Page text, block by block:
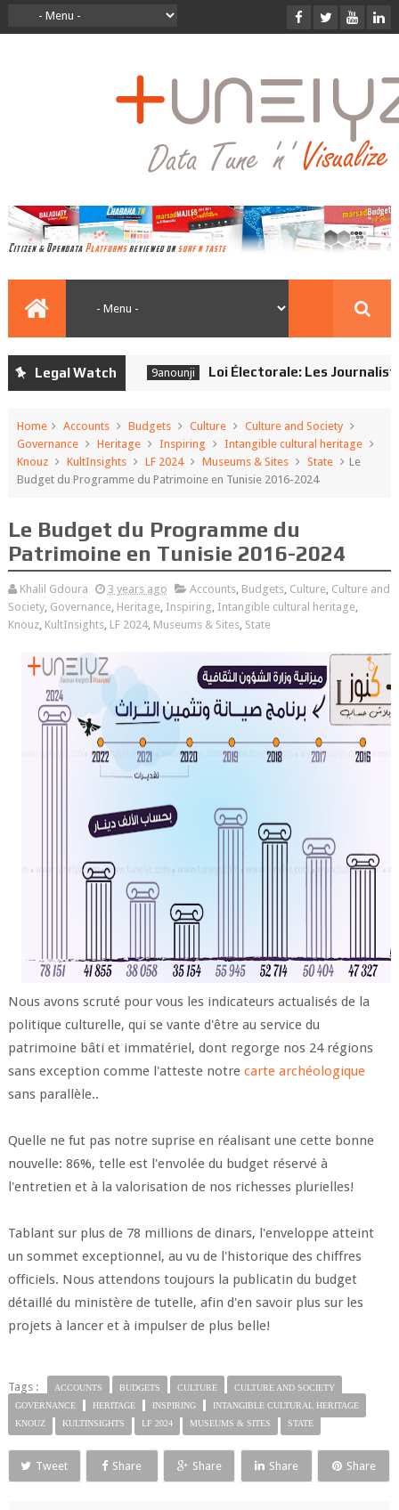
Legal Watch 9anounji Loi Électorale: Les Journalistes
Home Accounts Budgets Culture
Culture and Society
Governance
Heritage Inspiring
Intangible cultural heritage
Knouz
KultInsights LF 2024 Museums & Sites State
Le
Budget du Programme du Patrimoine en Tunisie 2016-2024
Le Budget du Programme du
Patrimoine en Tunisie 2016-2024
Khalil Gdoura 3 years ago Accounts, Budgets, Culture, Culture and
Society, Governance, Heritage, Inspiring, Intangible cultural heritage,
Knouz, KultInsights, LF 2024, Museums & Sites, State
Nous avons scruté pour vous les indicateurs actualisés de la
politique culturelle, qui se vante d'être au service du
patrimoine bâti et immatériel, dont regorge nos 24 régions
sans exception comme l'atteste notre carte archéologique
sans parallèle..
Quelle ne fut pas notre suprise en réalisant une cette bonne
nouvelle: 86%, telle est l'envolée du budget réservé à
l'entretien et à la valorisation de nos richesses plurielles!
Tablant sur plus de 78 millions de dinars, l'enveloppe atteint
un sommet exceptionnel, au vu de l'historique des chiffres
officiels. Nous attendons toujours la publicatin du budget
détaillé du ministère de tutelle, afin d'en savoir plus sur les
projets à lancer et à impulser de plus belle!
Tags : ACCOUNTS BUDGETS CULTURE
CULTURE AND SOCIETY
GOVERNANCE
HERITAGE INSPIRING
INTANGIBLE CULTURAL HERITAGE
KNOUZ
KULTINSIGHTS LF 2024 MUSEUMS & SITES STATE
Tweet Share Share Share Share